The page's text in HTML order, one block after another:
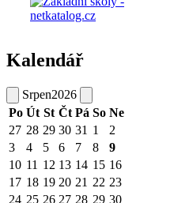
Kalendář
Srpen2026
Po Út St Čt Pá So Ne
27 28 29 30 31 1
2
3
4 5 6 7 8
9
10 11 12 13 14 15 16
17 18 19 20 21 22 23
24 25 26 27 28 29 30